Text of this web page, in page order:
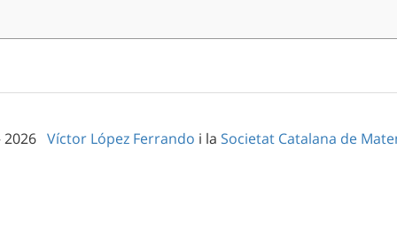
Víctor López Ferrando i la Societat Catalana de